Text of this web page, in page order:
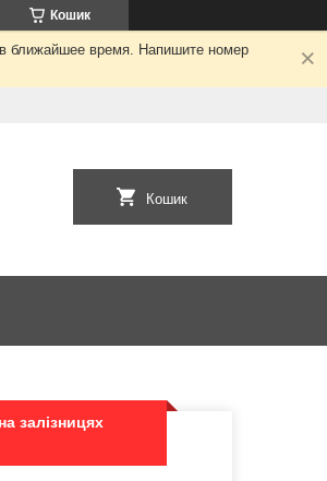
Кошик
ближайшее время. Напишите номер
Кошик
залізницях